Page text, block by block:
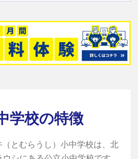
学校の特徴
とむらうし）小中学校は、北